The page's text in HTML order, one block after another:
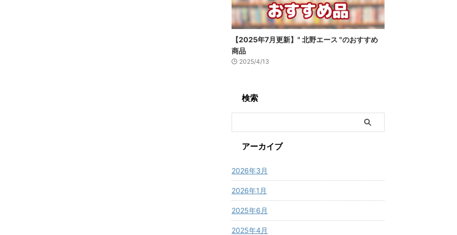
【2025年7月更新】" 北野エース "のおすすめ
商品
2025/4/13
検索
アーカイブ
2026年3月
2026年1月
2025年6月
2025年4月